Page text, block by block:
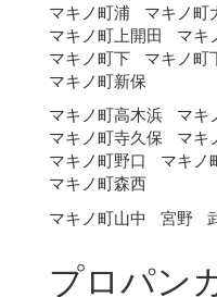
マキノ町浦
マキノ町
マキノ町上開田
マキ
マキノ町下
マキノ町
マキノ町新保
マキノ町高木浜
マキ
マキノ町寺久保
マキ
マキノ町野口
マキノ
マキノ町森西
マキノ町山中
宮野
プロパン